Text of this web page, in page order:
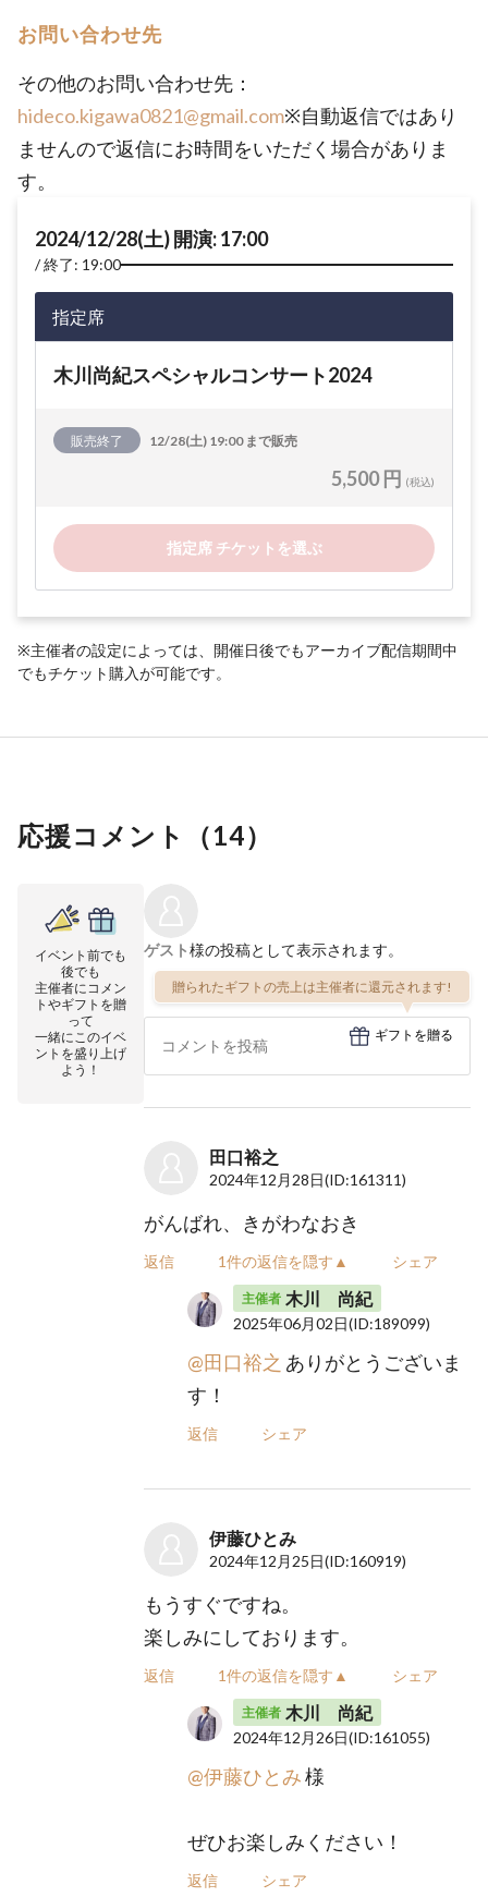
お問い合わせ先
その他のお問い合わせ先：
hideco.kigawa0821@gmail.com※自動返信ではあり
ませんので返信にお時間をいただく場合がありま
す。
2024/12/28(土) 開演: 17:00
終了: 19:00
指定席
木川尚紀スペシャルコンサート2024
販売終了 12/28(土) 19:00 まで販売
5,500 円 (税込)
指定席 チケットを選ぶ
※主催者の設定によっては、開催日後でもアーカイブ配信期間中
でもチケット購入が可能です。
応援コメント（14）
イベント前でも
後でも
主催者にコメン
トやギフトを贈
って
一緒にこのイベ
ントを盛り上げ
よう！
ゲスト様の投稿として表示されます。
贈られたギフトの売上は主催者に還元されます!
ギフトを贈る
田口裕之
2024年12月28日(ID:161311)
がんばれ、きがわなおき
返信 1件の返信を隠す▲ シェア
主催者 木川 尚紀
2025年06月02日(ID:189099)
@田口裕之 ありがとうございま
す！
返信 シェア
伊藤ひとみ
2024年12月25日(ID:160919)
もうすぐですね。
楽しみにしております。
返信 1件の返信を隠す▲ シェア
主催者 木川 尚紀
2024年12月26日(ID:161055)
@伊藤ひとみ様
ぜひお楽しみください！
返信 シェア